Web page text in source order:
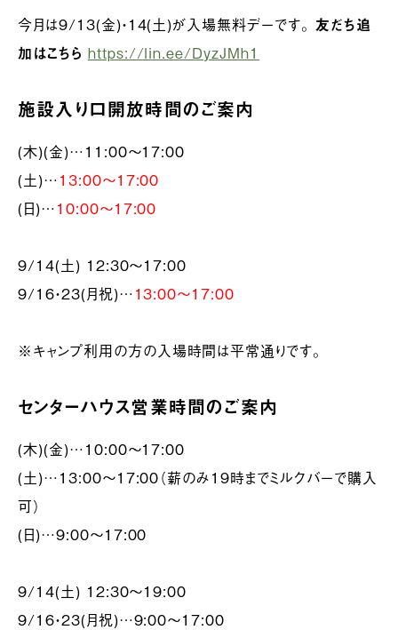
今月は9/13(金)・14(土)が入場無料デーです。 友だち追
加はこちら https://lin.ee/DyzJMh1
施設入り口開放時間のご案内
(木)(金)…11:00〜17:00
(土)…13:00〜17:00
(日)…10:00〜17:00
9/14(土) 12:30～17:00
9/16・23(月祝)…13:00〜17:00
※キャンプ利用の方の入場時間は平常通りです。
センターハウス営業時間のご案内
(木)(金)…10:00〜17:00
(土)…13:00〜17:00（薪のみ19時までミルクバーで購入
可）
(日)…9:00〜17:00
9/14(土) 12:30～19:00
9/16・23(月祝)…9:00〜17:00